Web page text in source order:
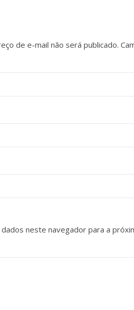
de e-mail não será publicado.
dados neste navegador para a